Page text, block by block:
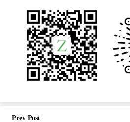
Prev Post